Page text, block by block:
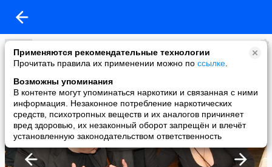
Применяются рекомендательные технологии
Прочитать правила их применении можно по ссылке
Возможны упоминания
В контенте могут упоминаться наркотики и связанная с ними
информация. Незаконное потребление наркотических
средств, психотропных веществ и их аналогов причиняет
вред здоровью, их незаконный оборот запрещён и влечёт
установленную законодательством ответственность
Александр_ Морозов Moscow
added a photo
24 Jun в 15:01